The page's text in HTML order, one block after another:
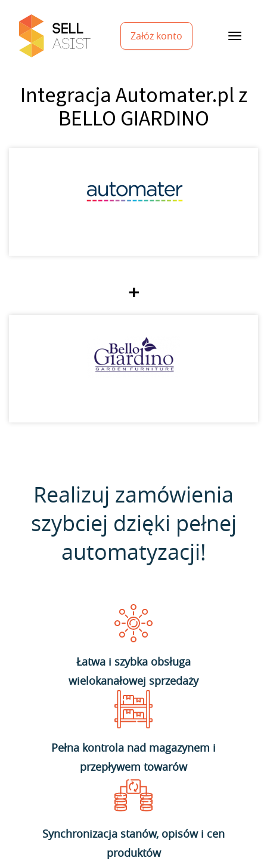
Załóż konto
Integracja Automater.pl z
BELLO GIARDINO
+
Realizuj zamówienia
szybciej dzięki pełnej
automatyzacji!
Łatwa i szybka obsługa
wielokanałowej sprzedaży
Pełna kontrola nad magazynem i
przepływem towarów
Synchronizacja stanów, opisów i cen
produktów